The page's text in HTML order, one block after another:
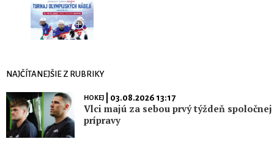
NAJČÍTANEJŠIE Z RUBRIKY
HOKEJ| 03.08.2026 13:17
Vlci majú za sebou prvý týždeň spoločnej
prípravy